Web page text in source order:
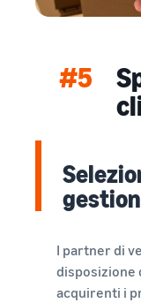
#5
I partner di
disposizione
acquirenti i